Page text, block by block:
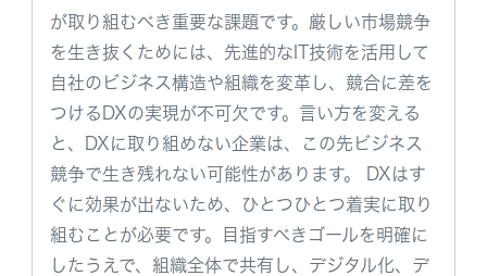
が取り組むべき重要な課題です。厳しい市場競争
を生き抜くためには、先進的なIT技術を活用して
自社のビジネス構造や組織を変革し、競合に差を
つけるDXの実現が不可欠です。言い方を変える
と、DXに取り組めない企業は、この先ビジネス
競争で生き残れない可能性があります。 DXはす
ぐに効果が出ないため、ひとつひとつ着実に取り
組むことが必要です。目指すべきゴールを明確に
したうえで、組織全体で共有し、デジタル化、デ